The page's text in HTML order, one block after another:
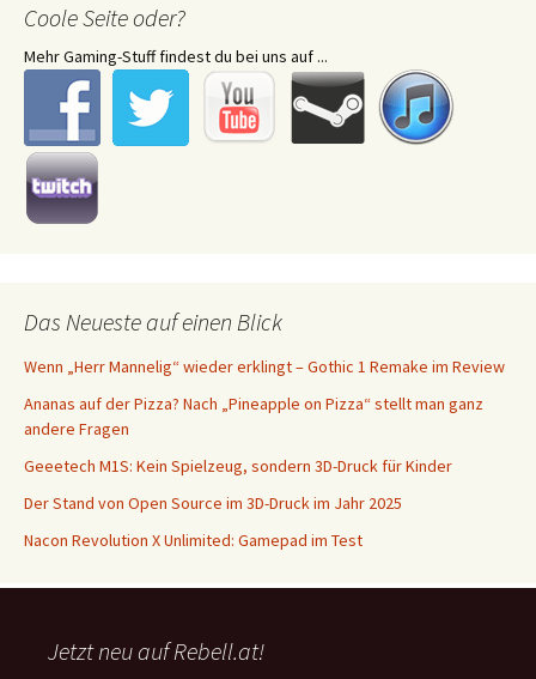
Coole Seite oder?
Mehr Gaming-Stuff findest du bei uns auf ...
Das Neueste auf einen Blick
Wenn „Herr Mannelig“ wieder erklingt – Gothic 1 Remake im Review
Ananas auf der Pizza? Nach „Pineapple on Pizza“ stellt man ganz
andere Fragen
Geeetech M1S: Kein Spielzeug, sondern 3D-Druck für Kinder
Der Stand von Open Source im 3D-Druck im Jahr 2025
Nacon Revolution X Unlimited: Gamepad im Test
Jetzt neu auf Rebell.at!